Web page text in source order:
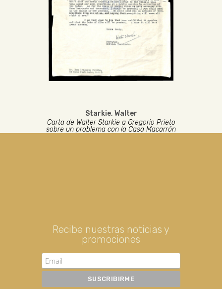
Starkie, Walter
Carta de Walter Starkie a Gregorio Prieto
sobre un problema con la Casa Macarrón
Recibe nuestras noticias y
promociones